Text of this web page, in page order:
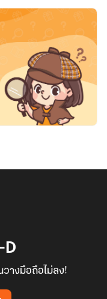
D
างมือถือไม่ลง!